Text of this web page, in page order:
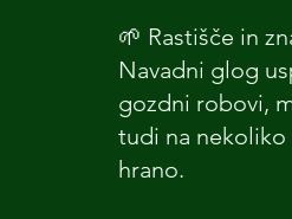
🌱 Rastišče in
Navadni glog
gozdni robovi,
tudi na nekoliko
hrano.